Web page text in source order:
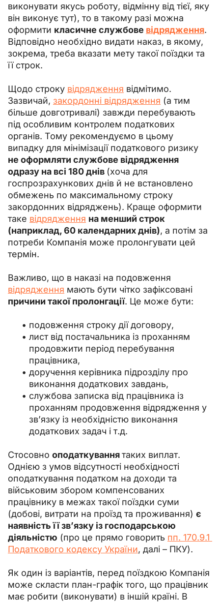
виконувати якусь роботу, відмінну від тієї, яку
він виконує тут), то в такому разі можна
оформити класичне службове відрядження.
Відповідно необхідно видати наказ, в якому,
зокрема, треба вказати мету такої поїздки та
її строк.
Щодо строку відрядження відмітимо.
Зазвичай, закордонні відрядження (а тим
більше довготривалі) завжди перебувають
під особливим контролем податкових
органів. Тому рекомендуємо в цьому
випадку для мінімізації податкового ризику
не оформляти службове відрядження
одразу на всі 180 днів (хоча для
госпрозрахункових днів й не встановлено
обмежень по максимальному строку
закордонних відряджень). Краще оформити
таке відрядження на менший строк
(наприклад, 60 календарних днів), а потім за
потреби Компанія може пролонгувати цей
термін.
Важливо, що в наказі на подовження
відрядження мають бути чітко зафіксовані
причини такої пролонгації. Це може бути:
подовження строку дії договору,
лист від постачальника із проханням
продовжити період перебування
працівника,
доручення керівника підрозділу про
виконання додаткових завдань,
службова записка від працівника із
проханням продовження відрядження у
зв’язку із необхідністю виконання
додаткових задач і т.д.
Стосовно оподаткування таких виплат.
Однією з умов відсутності необхідності
оподаткування податком на доходи та
військовим збором компенсованих
працівнику в межах такої поїздки суми
(добові, витрати на проїзд та проживання) є
наявність її зв’язку із господарською
діяльністю (про це прямо говорить пп. 170.9.1
Податкового кодексу України, далі – ПКУ).
Як один із варіантів, перед поїздкою Компанія
може скласти план-графік того, що працівник
має робити (виконувати) в іншій країні. В